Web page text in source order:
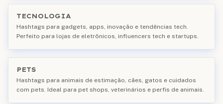
TECNOLOGIA
Hashtags para gadgets, apps, inovação e tendências tech.
Perfeito para lojas de eletrônicos, influencers tech e startups.
PETS
Hashtags para animais de estimação, cães, gatos e cuidados
com pets. Ideal para pet shops, veterinários e perfis de animais.